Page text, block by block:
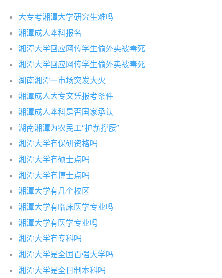
大专考湘潭大学研究生难吗
湘潭成人本科报名
湘潭大学回应网传学生偷外卖被毒死
湘潭大学回应网传学生偷外卖被毒死
湖南湘潭一市场突发大火
湘潭成人大专文凭报考条件
湘潭成人本科是否国家承认
湖南湘潭为农民工“护薪撑腰”
湘潭大学有保研资格吗
湘潭大学有硕士点吗
湘潭大学有博士点吗
湘潭大学有几个校区
湘潭大学有临床医学专业吗
湘潭大学有医学专业吗
湘潭大学有专科吗
湘潭大学是全国百强大学吗
湘潭大学是全日制本科吗